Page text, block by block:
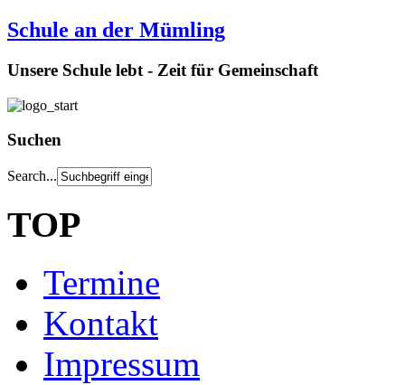
Schule an der Mümling
Unsere Schule lebt - Zeit für Gemeinschaft
Suchen
Search...
TOP
Termine
Kontakt
Impressum